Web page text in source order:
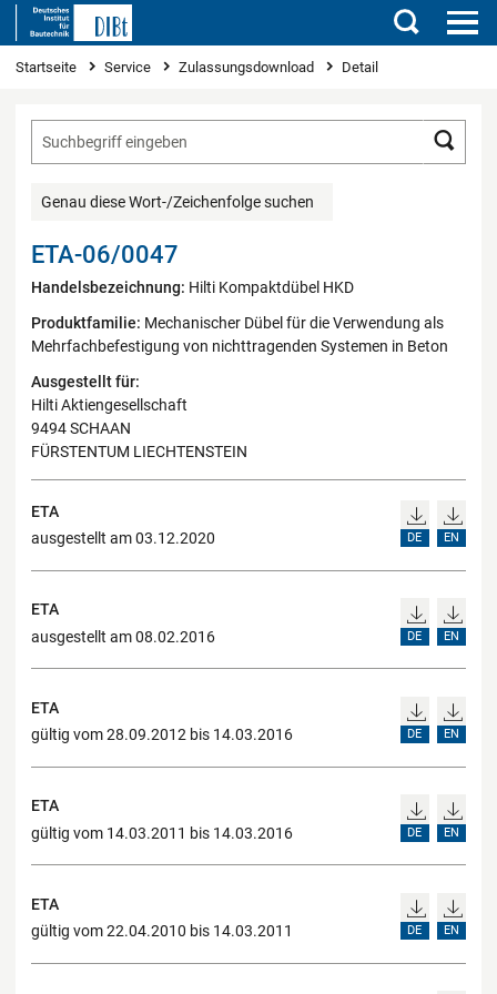
Suchen
Sie sind hier
Startseite Service Zulassungsdownload Detail
Genau diese Wort-/Zeichenfolge suchen
ETA-06/0047
Handelsbezeichnung: Hilti Kompaktdübel HKD
Produktfamilie: Mechanischer Dübel für die Verwendung als
Mehrfachbefestigung von nichttragenden Systemen in Beton
Ausgestellt für:
Hilti Aktiengesellschaft
9494 SCHAAN
FÜRSTENTUM LIECHTENSTEIN
ETA
ausgestellt am 03.12.2020
DE EN
ETA
ausgestellt am 08.02.2016
DE EN
ETA
gültig vom 28.09.2012 bis 14.03.2016
DE EN
ETA
gültig vom 14.03.2011 bis 14.03.2016
DE EN
ETA
gültig vom 22.04.2010 bis 14.03.2011
DE EN